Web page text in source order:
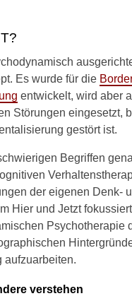
Es wurde für die
entwickelt, wird aber
Störungen eingesetzt,
gestört ist.
Begriffen
der eigenen Denk-
Hier und Jetzt
Psychotherapie
aufzuarbeiten.
verstehen